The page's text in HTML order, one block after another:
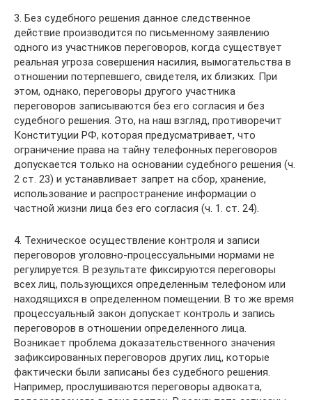
3. Без судебного решения данное следственное
действие производится по письменному заявлению
одного из участников переговоров, когда существует
реальная угроза совершения насилия, вымогательства в
отношении потерпевшего, свидетеля, их близких. При
этом, однако, переговоры другого участника
переговоров записываются без его согласия и без
судебного решения. Это, на наш взгляд, противоречит
Конституции РФ, которая предусматривает, что
ограничение права на тайну телефонных переговоров
допускается только на основании судебного решения (ч.
2 ст. 23) и устанавливает запрет на сбор, хранение,
использование и распространение информации о
частной жизни лица без его согласия (ч. 1. ст. 24).
4. Техническое осуществление контроля и записи
переговоров уголовно-процессуальными нормами не
регулируется. В результате фиксируются переговоры
всех лиц, пользующихся определенным телефоном или
находящихся в определенном помещении. В то же время
процессуальный закон допускает контроль и запись
переговоров в отношении определенного лица.
Возникает проблема доказательственного значения
зафиксированных переговоров других лиц, которые
фактически были записаны без судебного решения.
Например, прослушиваются переговоры адвоката,